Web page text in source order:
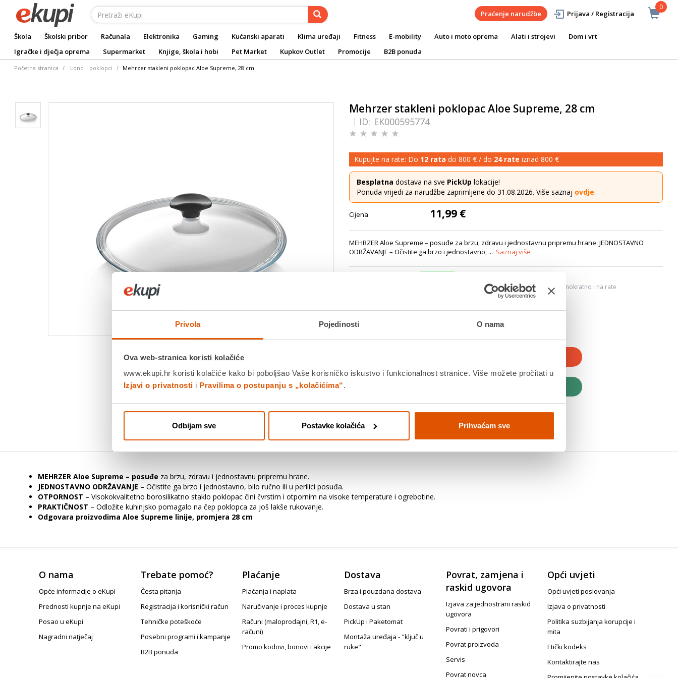
Privola Pojedinosti O nama
Ova web-stranica koristi kolačiće
www.ekupi.hr koristi kolačiće kako bi poboljšao Vaše korisničko iskustvo i funkcionalnost stranice. Više možete pročitati u
Izjavi o privatnosti i Pravilima o postupanju s „kolačićima“.
Odbijam sve Postavke kolačića Prihvaćam sve
0
Praćenje narudžbe Prijava / Registracija
Škola Školski pribor Računala Elektronika Gaming Kućanski aparati Klima uređaji Fitness E-mobility Auto i moto oprema Alati i strojevi
Dom i vrt
Igračke i dječja oprema
Supermarket Knjige, škola i hobi Pet Market Kupkov Outlet Promocije B2B ponuda
Početna stranica Lonci i poklopci Mehrzer stakleni poklopac Aloe Supreme, 28 cm
Povucite preko slike za zoom
Mehrzer stakleni poklopac Aloe Supreme, 28 cm
ID: EK000595774
Kupujte na rate: Do 12 rata do 800 € / do 24 rate iznad 800 €
Besplatna dostava na sve PickUp lokacije!
Ponuda vrijedi za narudžbe zaprimljene do 31.08.2026. Više saznaj ovdje.
Cijena 11,99 €
MEHRZER Aloe Supreme – posuđe za brzu, zdravu i jednostavnu pripremu hrane. JEDNOSTAVNO
ODRŽAVANJE – Očistite ga brzo i jednostavno, ... Saznaj više
Platite gotovinom pri preuzimanju, Internet bankarstvom, karticama jednokratno i na rate
Usporedite proizvod
Detalji proizvoda Specifikacije Ocjene
MEHRZER Aloe Supreme – posuđe za brzu, zdravu i jednostavnu pripremu hrane.
JEDNOSTAVNO ODRŽAVANJE – Očistite ga brzo i jednostavno, bilo ručno ili u perilici posuđa.
OTPORNOST – Visokokvalitetno borosilikatno staklo poklopac čini čvrstim i otpornim na visoke temperature i ogrebotine.
PRAKTIČNOST – Odložite kuhinjsko pomagalo na čep poklopca za još lakše rukovanje.
Odgovara proizvodima Aloe Supreme linije, promjera 28 cm
O nama
Opće informacije o eKupi
Prednosti kupnje na eKupi
Posao u eKupi
Nagradni natječaj
Trebate pomoć?
Česta pitanja
Registracija i korisnički račun
Tehničke poteškoće
Posebni programi i kampanje
B2B ponuda
Plaćanje
Plaćanja i naplata
Naručivanje i proces kupnje
Računi (maloprodajni, R1, e-
računi)
Promo kodovi, bonovi i akcije
Dostava
Brza i pouzdana dostava
Dostava u stan
PickUp i Paketomat
Montaža uređaja - "ključ u
ruke"
Povrat, zamjena i
raskid ugovora
Izjava za jednostrani raskid
ugovora
Povrati i prigovori
Povrat proizvoda
Servis
Povrat novca
Opći uvjeti
Opći uvjeti poslovanja
Izjava o privatnosti
Politika suzbijanja korupcije i
mita
Etički kodeks
Kontaktirajte nas